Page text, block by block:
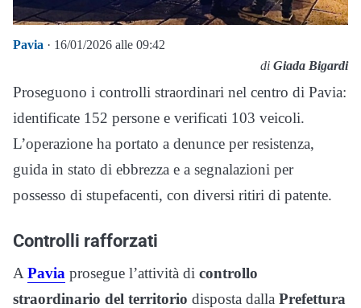
Pavia · 16/01/2026 alle 09:42
di Giada Bigardi
Proseguono i controlli straordinari nel centro di Pavia:
identificate 152 persone e verificati 103 veicoli.
L’operazione ha portato a denunce per resistenza,
guida in stato di ebbrezza e a segnalazioni per
possesso di stupefacenti, con diversi ritiri di patente.
Controlli rafforzati
A Pavia prosegue l’attività di controllo
straordinario del territorio disposta dalla Prefettura